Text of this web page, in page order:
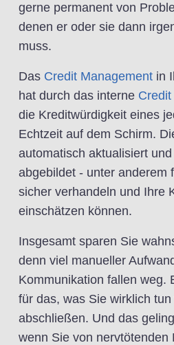
gerne permanent von
denen er oder sie dann
muss.
Das Credit Management in
hat durch das interne
die Kreditwürdigkeit eines
Echtzeit auf dem Schirm.
automatisch aktualisiert
abgebildet - unter anderem
sicher verhandeln und Ihre
einschätzen können.
Insgesamt sparen Sie
denn viel manueller
Kommunikation fallen weg.
für das, was Sie wirklich
abschließen. Und das
wenn Sie von nervtötenden